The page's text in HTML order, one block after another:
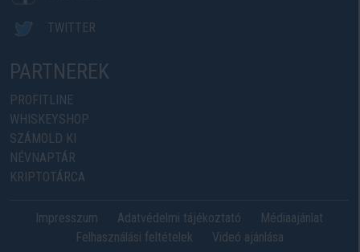
TWITTER
PARTNEREK
PROFITLINE
WHISKEYSHOP
SZÁMOLD KI
NÉVNAPTÁR
KRIPTOTÁRCA
Impresszum Adatvédelmi tájékoztató
Médiaajánlat
Felhasználási feltételek
Videó ajánlása